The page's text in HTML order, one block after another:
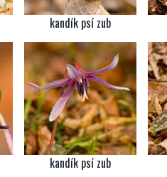
kandík psí zub
kandík psí zub